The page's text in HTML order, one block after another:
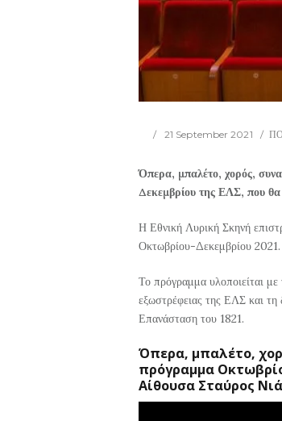
21 September 2021
Όπερα, μπαλέτο, χορός,
Δεκεμβρίου της ΕΛΣ, που θα
Η Εθνική Λυρική Σκηνή
Οκτωβρίου-Δεκεμβρίου 2021.
Το πρόγραμμα υλοποιείται
εξωστρέφειας της ΕΛΣ και τη
Επανάσταση του 1821.
Όπερα, μπαλέτο,
πρόγραμμα
Αίθουσα Σταύρος